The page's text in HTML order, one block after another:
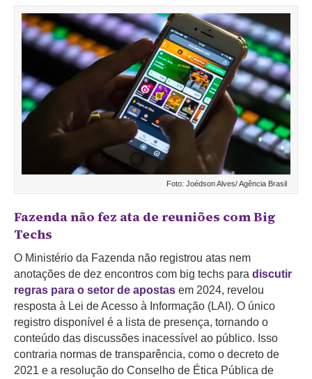
Foto: Joédson Alves/ Agência Brasil
Fazenda não fez ata de reuniões com Big
Techs
O Ministério da Fazenda não registrou atas nem
anotações de dez encontros com big techs para discutir
regras para o setor de apostas em 2024, revelou
resposta à Lei de Acesso à Informação (LAI). O único
registro disponível é a lista de presença, tornando o
conteúdo das discussões inacessível ao público. Isso
contraria normas de transparência, como o decreto de
2021 e a resolução do Conselho de Ética Pública de